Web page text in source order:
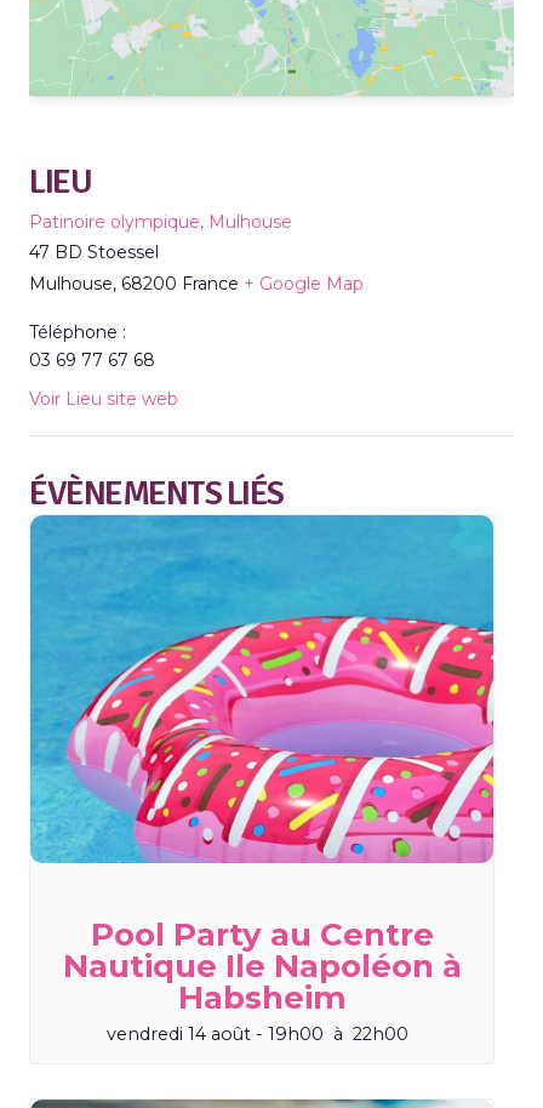
LIEU
Patinoire olympique, Mulhouse
47 BD Stoessel
Mulhouse, 68200 France + Google Map
Téléphone :
03 69 77 67 68
Voir Lieu site web
ÉVÈNEMENTS LIÉS
Pool Party au Centre
Nautique Ile Napoléon à
Habsheim
vendredi 14 août - 19h00 à 22h00